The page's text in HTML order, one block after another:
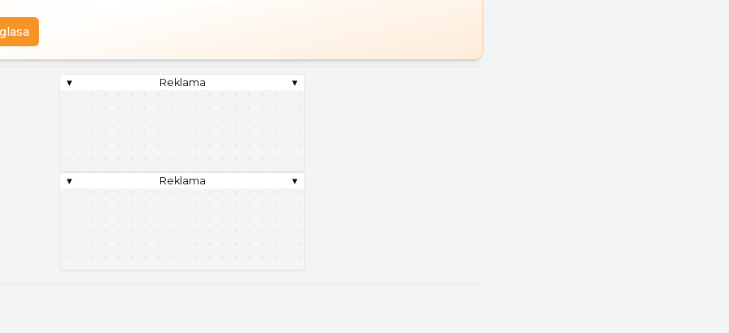
▾ Reklama ▾
▾ Reklama ▾